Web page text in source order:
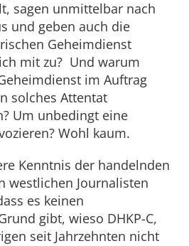
sagen unmittelbar nach
und geben auch die
Geheimdienst
mit zu? Und warum
im Auftrag
solches Attentat
Um unbedingt eine
Wohl kaum.
Kenntnis der handelnden
westlichen Journalisten
es keinen
gibt, wieso DHKP-C,
seit Jahrzehnten nicht